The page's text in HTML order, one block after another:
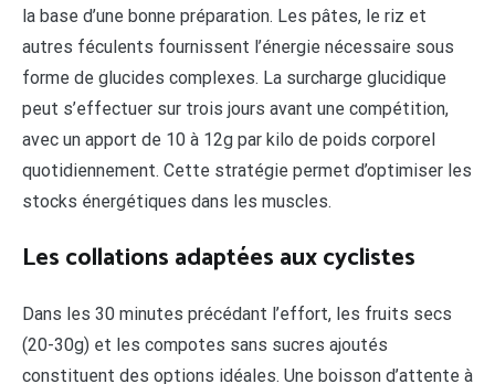
la base d’une bonne préparation. Les pâtes, le riz et
autres féculents fournissent l’énergie nécessaire sous
forme de glucides complexes. La surcharge glucidique
peut s’effectuer sur trois jours avant une compétition,
avec un apport de 10 à 12g par kilo de poids corporel
quotidiennement. Cette stratégie permet d’optimiser les
stocks énergétiques dans les muscles.
Les collations adaptées aux cyclistes
Dans les 30 minutes précédant l’effort, les fruits secs
(20-30g) et les compotes sans sucres ajoutés
constituent des options idéales. Une boisson d’attente à